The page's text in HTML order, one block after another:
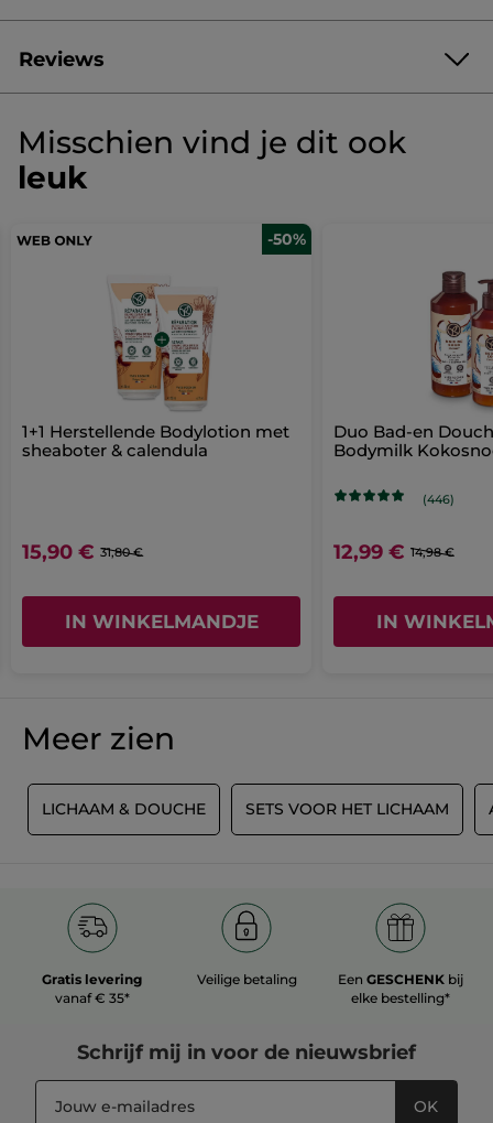
1 Lippenbalsen Kokosnoot
Dit assortiment wordt ongemonteerd geleverd.
Reviews
★★★★★
★★★★★
Geen
beoordelingswaarde
voor
set
Misschien vind je dit ook
leuk
-50%
1+1 Herstellende Bodylotion met
sheaboter & calendula
15,90 € 31,80 €
IN WINKELMANDJE
Duo Bad-en
Bodymilk
(446)
12,99 € 14,98 €
IN
Meer zien
LICHAAM & DOUCHE SETS VOOR HET LICHAAM
Gratis levering
vanaf € 35*
Veilige betaling EenGESCHENK bij
elke bestelling*
Schrijf mij in voor de nieuwsbrief
OK